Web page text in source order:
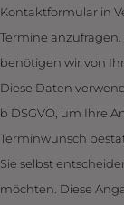
Kontakt­formular in
Termine
benötigen wir von
Diese Daten
b DSGVO, um Ihre
Termin­wunsch
Sie selbst
möchten. Diese